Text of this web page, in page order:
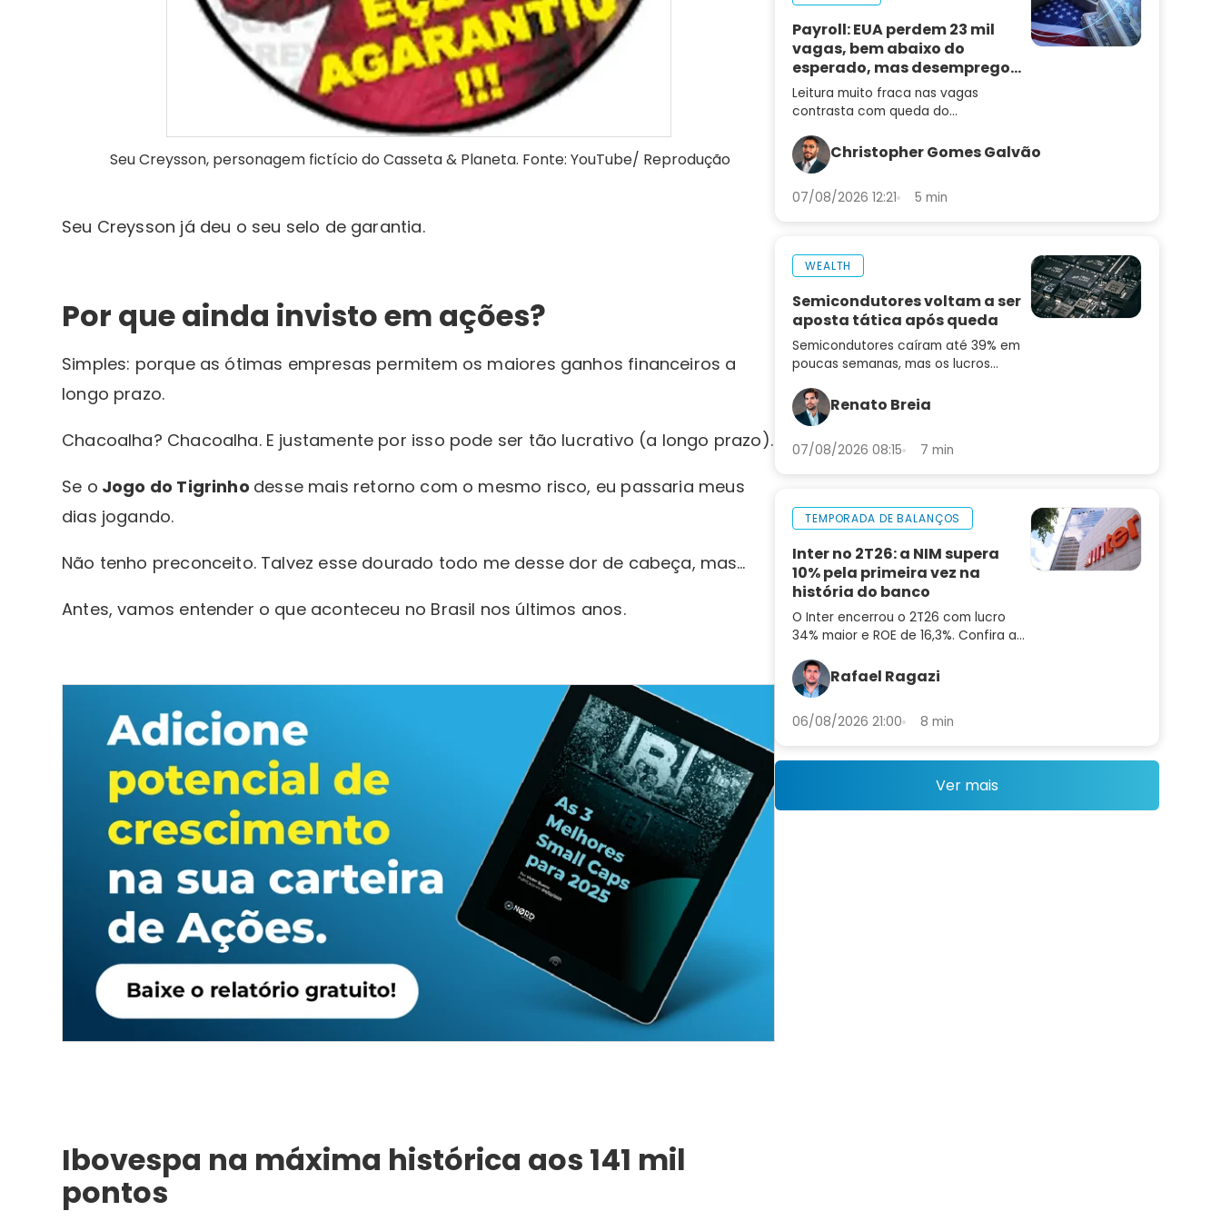
Seu Creysson, personagem fictício do Casseta & Planeta. Fonte: YouTube/ Reprodução
Seu Creysson já deu o seu selo de garantia.
Por que ainda invisto em ações?
Simples: porque as ótimas empresas permitem os maiores ganhos financeiros a
longo prazo.
Chacoalha? Chacoalha. E justamente por isso pode ser tão lucrativo (a longo prazo).
Se o Jogo do Tigrinho desse mais retorno com o mesmo risco, eu passaria meus
dias jogando.
Não tenho preconceito. Talvez esse dourado todo me desse dor de cabeça, mas…
Antes, vamos entender o que aconteceu no Brasil nos últimos anos.
Ibovespa na máxima histórica aos 141 mil
pontos
Payroll: EUA perdem 23 mil
vagas, bem abaixo do
esperado, mas desemprego
cai
Leitura muito fraca nas vagas
contrasta com queda do
no radarChristopher Gomes Galvão
07/08/2026 12:21 5 min
WEALTH
Semicondutores voltam a ser
aposta tática após queda
Semicondutores caíram até 39% em
poucas semanas, mas os lucros
setor pode ser uma oportunidade
agora
Renato Breia
07/08/2026 08:15 7 min
TEMPORADA DE BALANÇOS
Inter no 2T26: a NIM supera
10% pela primeira vez na
história do banco
O Inter encerrou o 2T26 com lucro
34% maior e ROE de 16,3%. Confira a
para INBR32Rafael Ragazi
06/08/2026 21:00 8 min
Ver mais